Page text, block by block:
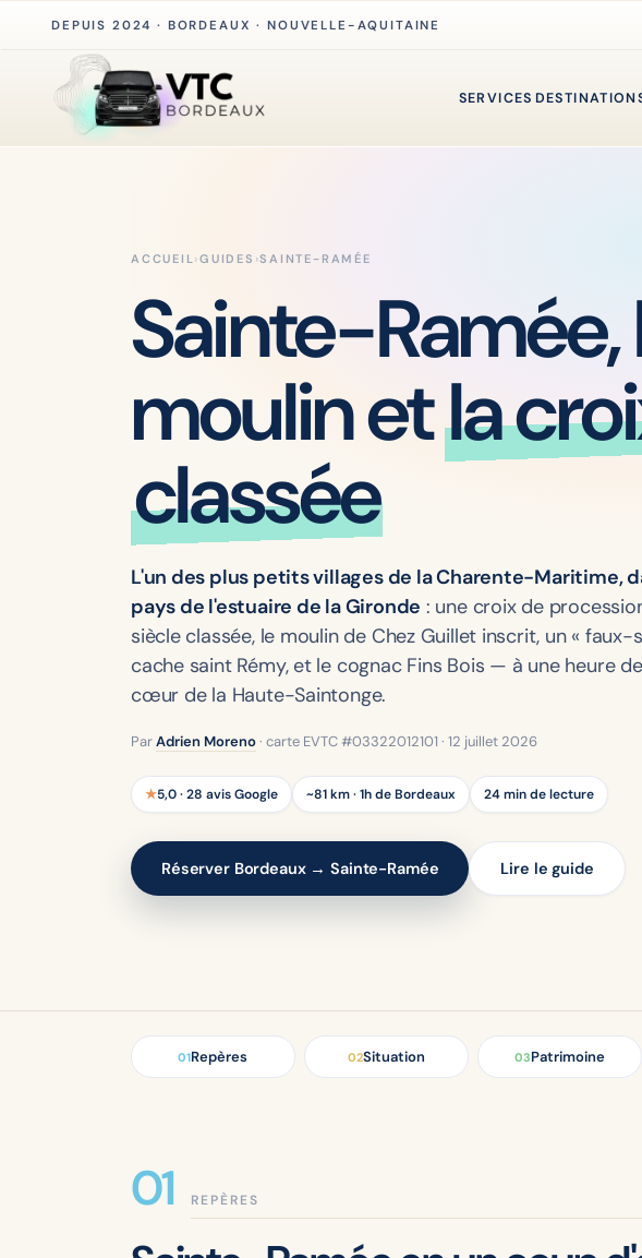
DEPUIS 2024 · BORDEAUX · NOUVELLE-AQUITAINE
SERVICES
ACCUEIL›GUIDES ›SAINTE-RAMÉE
Sainte-Ramée,
moulin etla
classée
L'un des plus petits villages de la Charente-Maritime,
pays de l'estuaire de la Gironde : une croix de
siècle classée, le moulin de Chez Guillet inscrit, un « faux-
cache saint Rémy, et le cognac Fins Bois — à une heure
cœur de la Haute-Saintonge.
ParAdrien Moreno· carte EVTC #03322012101 · 12 juillet 2026
★5,0 · 28 avis Google ~81 km · 1h de Bordeaux 24 min de lecture
Réserver Bordeaux → Sainte-Ramée Lire le guide
01Repères 02Situation 03Patrimoine
REPÈRES